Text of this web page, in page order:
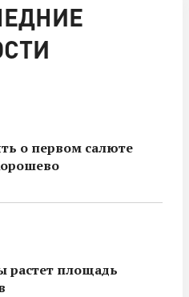
о первом салюте
растет площадь